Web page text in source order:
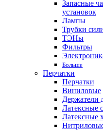
Запасные
установок
Лампы
Трубки
ТЭНы
Фильтры
Больше
Перчатки
Перчатки
Виниловые
Держатели
Латексные
Латексные